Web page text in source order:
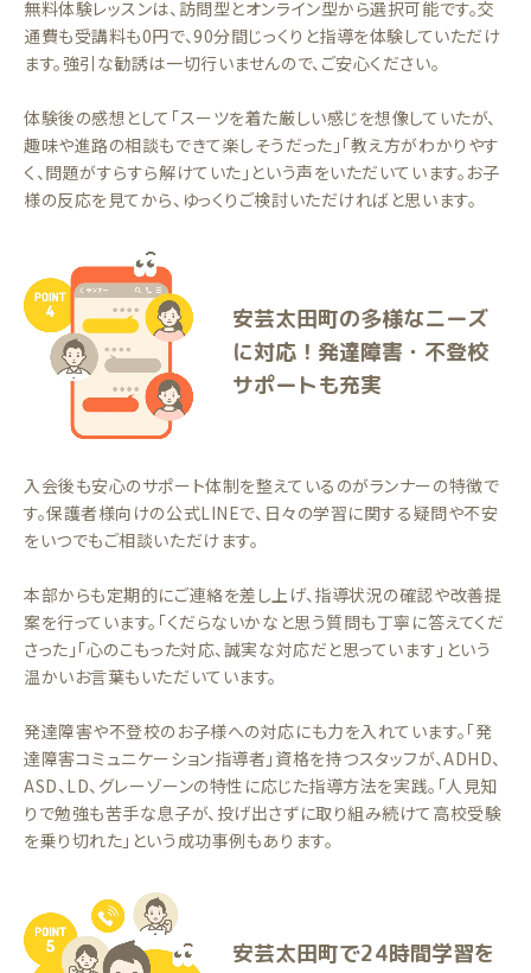
無料体験レッスンは、訪問型とオンライン型から選択可能です。交
通費も受講料も0円で、90分間じっくりと指導を体験していただけ
ます。強引な勧誘は一切行いませんので、ご安心ください。
体験後の感想として「スーツを着た厳しい感じを想像していたが、
趣味や進路の相談もできて楽しそうだった」「教え方がわかりやす
く、問題がすらすら解けていた」という声をいただいています。お子
様の反応を見てから、ゆっくりご検討いただければと思います。
安芸太田町の多様なニーズ
に対応！発達障害・不登校
サポートも充実
入会後も安心のサポート体制を整えているのがランナーの特徴で
す。保護者様向けの公式LINEで、日々の学習に関する疑問や不安
をいつでもご相談いただけます。
本部からも定期的にご連絡を差し上げ、指導状況の確認や改善提
案を行っています。「くだらないかなと思う質問も丁寧に答えてくだ
さった」「心のこもった対応、誠実な対応だと思っています」という
温かいお言葉もいただいています。
発達障害や不登校のお子様への対応にも力を入れています。「発
達障害コミュニケーション指導者」資格を持つスタッフが、ADHD、
ASD、LD、グレーゾーンの特性に応じた指導方法を実践。「人見知
りで勉強も苦手な息子が、投げ出さずに取り組み続けて高校受験
を乗り切れた」という成功事例もあります。
安芸太田町で24時間学習を